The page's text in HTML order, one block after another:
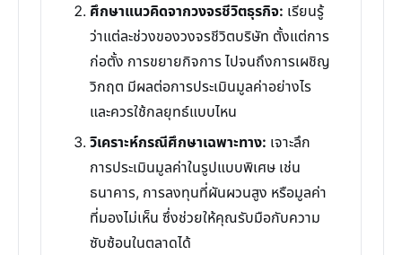
ศึกษาแนวคิดจากวงจรชีวิตธุรกิจ: เรียนรู้
ว่าแต่ละช่วงของวงจรชีวิตบริษัท ตั้งแต่การ
ก่อตั้ง การขยายกิจการ ไปจนถึงการเผชิญ
วิกฤต มีผลต่อการประเมินมูลค่าอย่างไร
และควรใช้กลยุทธ์แบบไหน
วิเคราะห์กรณีศึกษาเฉพาะทาง: เจาะลึก
การประเมินมูลค่าในรูปแบบพิเศษ เช่น
ธนาคาร, การลงทุนที่ผันผวนสูง หรือมูลค่า
ที่มองไม่เห็น ซึ่งช่วยให้คุณรับมือกับความ
ซับซ้อนในตลาดได้